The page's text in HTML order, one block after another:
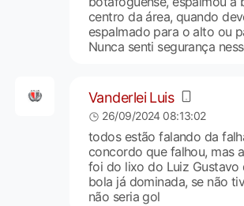
centro da área, quando
espalmado para o alto ou
Nunca senti segurança
Vanderlei Luis
26/09/2024 08:13:02
todos estão falando da
concordo que falhou, mas
foi do lixo do Luiz Gustavo
bola já dominada, se não
não seria gol